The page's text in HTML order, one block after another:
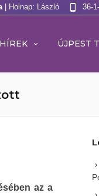
| Holnap: László 36-
HÍREK ÚJPEST
az a